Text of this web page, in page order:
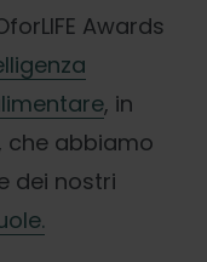
Awards
, in
, che abbiamo
dei nostri